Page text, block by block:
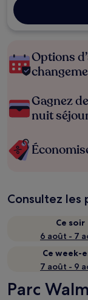
Options
Gagnez
nuit
Consultez les
Ce soir
6 août - 7
Ce week-
7 août - 9
Parc